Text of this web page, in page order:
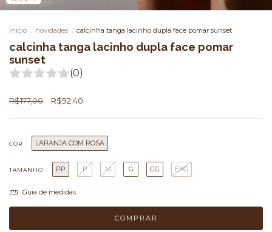
Início . novidades . calcinha tanga lacinho dupla face pomar sunset
calcinha tanga lacinho dupla face pomar
sunset
(0)
R$177,00 R$92,40
COR LARANJA COM ROSA
TAMANHO PP P M G GG EXG
Guia de medidas